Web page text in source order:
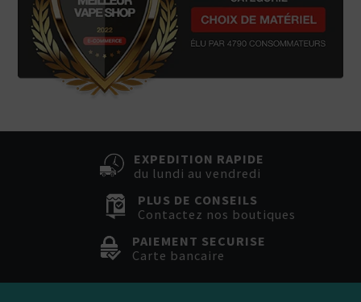
EXPEDITION RAPIDE
du lundi au vendredi
PLUS DE CONSEILS
Contactez nos boutiques
PAIEMENT SECURISE
Carte bancaire